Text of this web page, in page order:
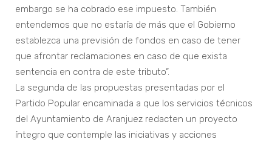
embargo se ha cobrado ese impuesto. También
entendemos que no estaría de más que el Gobierno
establezca una previsión de fondos en caso de tener
que afrontar reclamaciones en caso de que exista
sentencia en contra de este tributo”.
La segunda de las propuestas presentadas por el
Partido Popular encaminada a que los servicios técnicos
del Ayuntamiento de Aranjuez redacten un proyecto
íntegro que contemple las iniciativas y acciones